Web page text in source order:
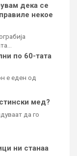
дека се
некое
по 60-тата
е еден од
мед?
да го
ни станаа